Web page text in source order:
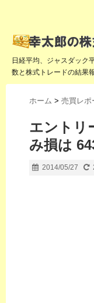
日経平均、ジャスダック
数と株式トレードの結果
ホーム > 売買レポ
エントリ
み損は
2014/05/27